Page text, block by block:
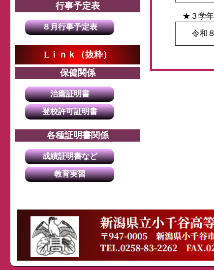
行事予定表
８月行事予定表
Lｉｎｋ（抜粋）
保健関係
治癒証明書
登校許可証明書
各種証明書関係
成績証明書など
教育実習
★３学
令和